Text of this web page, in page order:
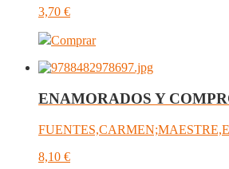
3,70 €
Comprar
ENAMORADOS Y
8,10 €